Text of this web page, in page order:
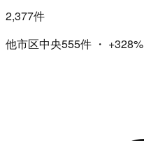
2,377件
他市区中央555件 ・ +328%